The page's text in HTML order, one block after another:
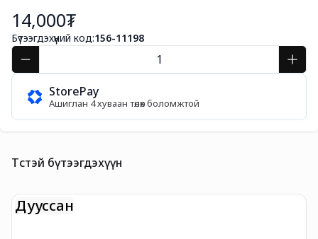
14,000₮
Бүтээгдэхүүний код:156-11198
StorePay
Ашиглан 4 хуваан төлөх боломжтой
Төстэй бүтээгдэхүүн
Дууссан